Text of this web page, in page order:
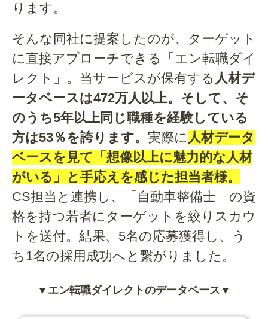
ります。
そんな同社に提案したのが、ターゲット
に直接アプローチできる「エン転職ダイ
レクト」。当サービスが保有する 人材デ
ータベースは472万人以上。そして、そ
のうち5年以上同じ職種を経験している
方は53％を誇ります。 実際に 人材データ
ベースを見て「想像以上に魅力的な人材
がいる」と手応えを感じた担当者様。
CS担当と連携し、「自動車整備士」の資
格を持つ若者にターゲットを絞りスカウ
トを送付。結果、5名の応募獲得し、う
ち1名の採用成功へと繋がりました。
▼エン転職ダイレクトのデータベース▼